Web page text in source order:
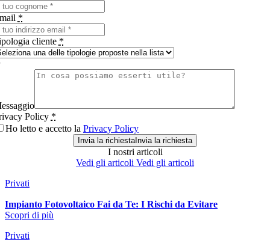
*
cliente *
Policy *
Ho letto e accetto la Privacy Policy
Invia la richiesta Invia la richiesta
I nostri articoli
Vedi gli articoli Vedi gli articoli
Privati
Impianto Fotovoltaico Fai da Te: I Rischi da Evitare
Scopri di più
Privati